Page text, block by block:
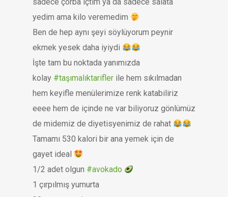
yedim ama kilo veremedim
Ben de hep aynı şeyi söylüyorum peynir
ekmek yesek daha iyiydi
İşte tam bu noktada yanımızda
kolay #taşımalıktarifler ile hem sıkılmadan
hem keyifle menülerimize renk katabiliriz
eeee hem de içinde ne var biliyoruz gönlümüz
de midemiz de diyetisyenimiz de rahat
Tamamı 530 kalori bir ana yemek için de
gayet ideal
1/2 adet olgun #avokado
1 çırpılmış yumurta